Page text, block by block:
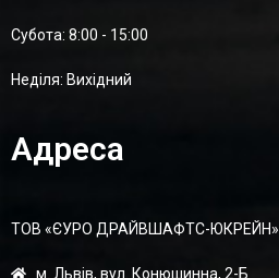
Суботa: 8:00 - 15:00
Неділя: Вихідний
Адреса
ТОВ «ЄУРО ДРАЙВШАФТC-ЮКРЕЙН»
м. Львів, вул. Конюшинна, 2-Б